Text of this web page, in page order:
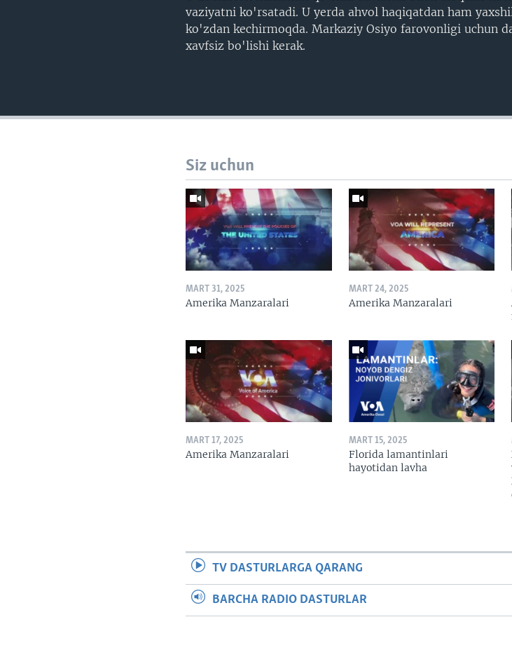
vaziyatni ko'rsatadi. U yerda ahvol haqiqatdan ham
ko'zdan kechirmoqda. Markaziy Osiyo farovonligi uchun
xavfsiz bo'lishi kerak.
Siz uchun
MART 31, 2025
Amerika Manzaralari
MART 24, 2025
Amerika Manzaralari
MART 17, 2025
Amerika Manzaralari
MART 15, 2025
Florida lamantinlari
hayotidan lavha
TV DASTURLARGA QARANG
BARCHA RADIO DASTURLAR